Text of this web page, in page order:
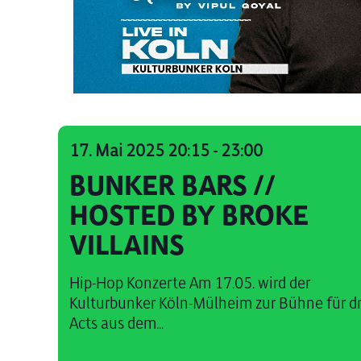
17. Mai 2025 20:15 - 23:00
BUNKER BARS //
HOSTED BY BROKE
VILLAINS
Hip-Hop Konzerte Am 17.05. wird der
Kulturbunker Köln-Mülheim zur Bühne für
Acts aus dem...